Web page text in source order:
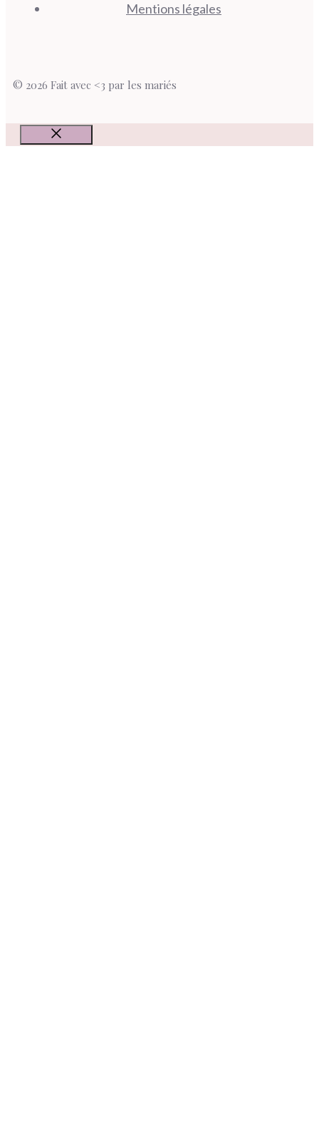
Mentions légales
© 2026 Fait avec <3 par les mariés
Fermer